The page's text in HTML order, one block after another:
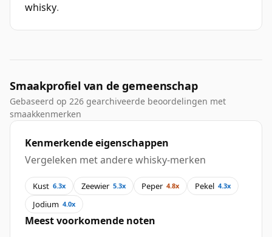
whisky.
Smaakprofiel van de gemeenschap
Gebaseerd op 226 gearchiveerde beoordelingen met
smaakkenmerken
Kenmerkende eigenschappen
Vergeleken met andere whisky-merken
Kust 6.3x Zeewier 5.3x Peper 4.8x Pekel 4.3x
Jodium 4.0x
Meest voorkomende noten